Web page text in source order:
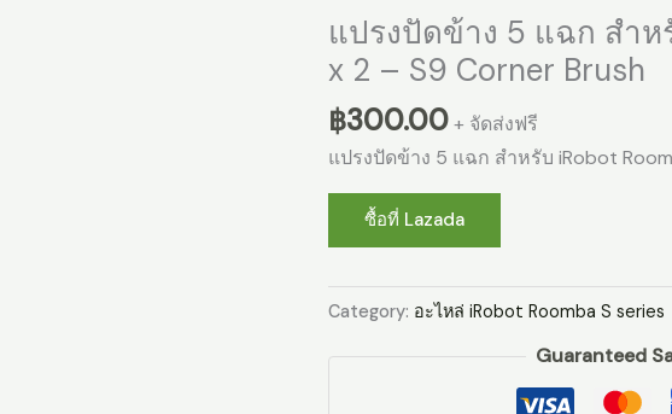
แปรงปัดข้าง 5 แฉก สำห
x 2 – S9 Corner Brush
฿300.00+ จัดส่งฟรี
แปรงปัดข้าง 5 แฉก สำหรับ iRobot
ซื้อที่ Lazada
Category: อะไหล่ iRobot Roomba S series
Guaranteed